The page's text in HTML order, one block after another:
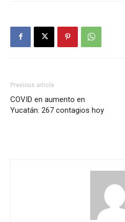
Previous article
COVID en aumento en
Yucatán: 267 contagios hoy